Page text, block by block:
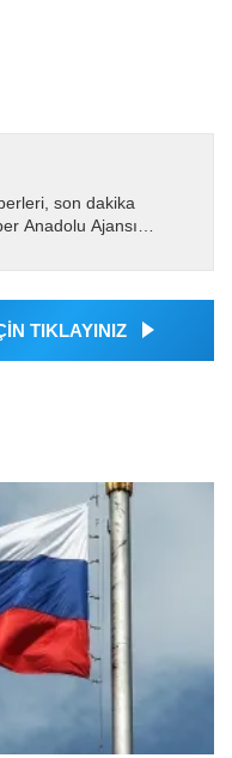
son dakika
Anadolu Ajansı
TIKLAYINIZ